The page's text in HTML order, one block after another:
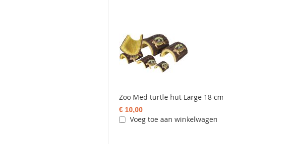
Zoo Med turtle hut Large 18 cm
€ 10,00
Voeg toe aan winkelwagen